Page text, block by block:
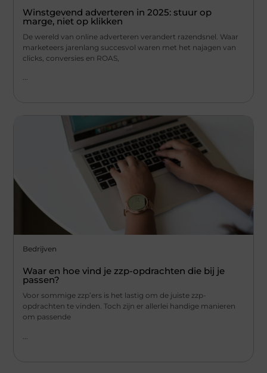
Winstgevend adverteren in 2025: stuur op
marge, niet op klikken
De wereld van online adverteren verandert razendsnel. Waar
marketeers jarenlang succesvol waren met het najagen van
clicks, conversies en ROAS,
...
Bedrijven
Waar en hoe vind je zzp-opdrachten die bij je
passen?
Voor sommige zzp’ers is het lastig om de juiste zzp-
opdrachten te vinden. Toch zijn er allerlei handige manieren
om passende